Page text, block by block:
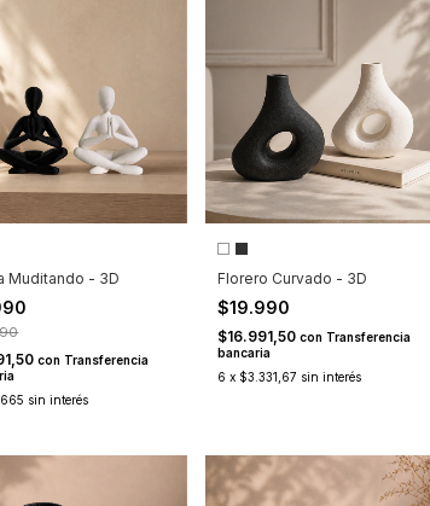
Muditando - 3D
con Transferencia
sin interés
Florero Curvado - 3D
$19.990
$16.991,50 con Transferencia
bancaria
6 x $3.331,67 sin interés